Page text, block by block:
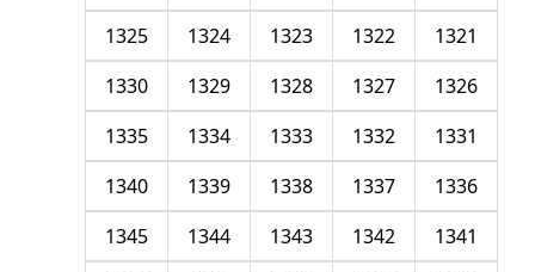
1321
1322
1323
1324
1325
1326
1327
1328
1329
1330
1331
1332
1333
1334
1335
1336
1337
1338
1339
1340
1341
1342
1343
1344
1345